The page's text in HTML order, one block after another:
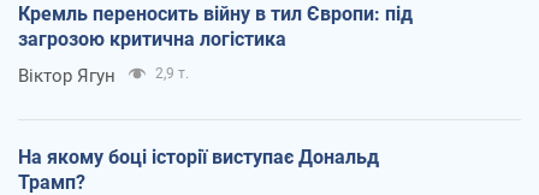
Кремль переносить війну в тил Європи: під
загрозою критична логістика
Віктор Ягун 2,9 т.
На якому боці історії виступає Дональд
Трамп?